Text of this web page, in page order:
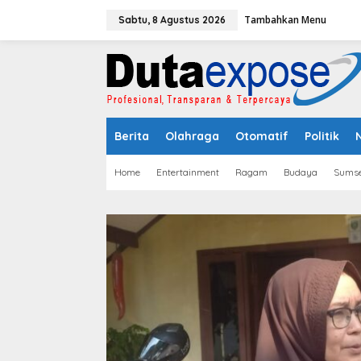
Sabtu, 8 Agustus 2026 Tambahkan Menu
Berita Olahraga Otomatif Politik
Home Entertainment Ragam Budaya